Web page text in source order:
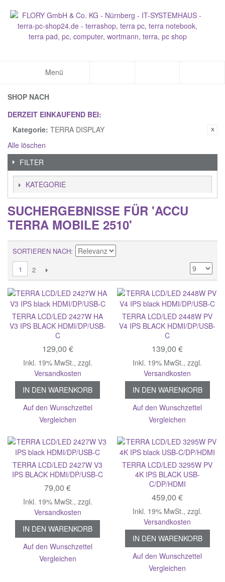
Menü
SHOP NACH
DERZEIT EINKAUFEND BEI:
Kategorie: TERRA DISPLAY
Alle löschen
FILTER
KATEGORIE
SUCHERGEBNISSE FÜR 'ACCU
TERRA MOBILE 2510'
SORTIEREN NACH
1
2
TERRA LCD/LED 2427W HA
V3 IPS BLACK HDMI/DP/USB-
C
129,00 €
Inkl. 19% MwSt., zzgl.
Versandkosten
IN DEN WARENKORB
Auf den Wunschzettel
Vergleichen
TERRA LCD/LED 2448W PV
V4 IPS BLACK HDMI/DP/USB-
C
139,00 €
Inkl. 19% MwSt.,zzgl.
Versandkosten
IN DEN WARENKORB
Auf den Wunschzettel
Vergleichen
TERRA LCD/LED 2427W V3
IPS BLACK HDMI/DP/USB-C
79,00 €
Inkl. 19% MwSt., zzgl.
Versandkosten
IN DEN WARENKORB
Auf den Wunschzettel
Vergleichen
TERRA LCD/LED 3295W PV
4K IPS BLACK USB-
C/DP/HDMI
459,00 €
Inkl. 19% MwSt.,zzgl.
Versandkosten
IN DEN WARENKORB
Auf den Wunschzettel
Vergleichen